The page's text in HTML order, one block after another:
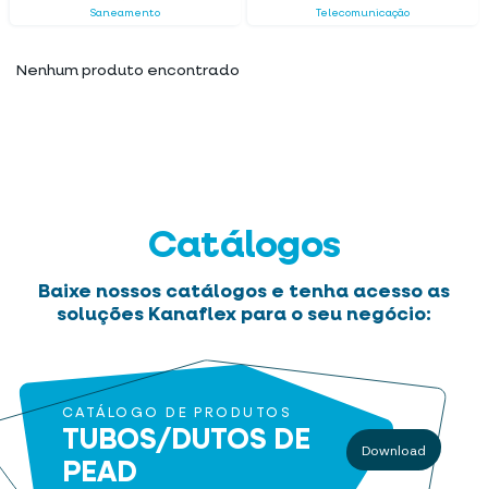
Saneamento Telecomunicação
Nenhum produto encontrado
Catálogos
Baixe nossos catálogos e tenha acesso as
soluções Kanaflex para o seu negócio:
CATÁLOGO DE PRODUTOS
TUBOS/DUTOS DE
PEAD
Download